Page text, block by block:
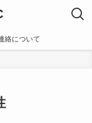
絡について